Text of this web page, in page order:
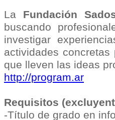
La Fundación
buscando
investigar
actividades
que lleven las ideas
http://program.ar
Requisitos
-Tí­tulo de grado en